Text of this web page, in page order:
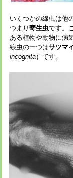
いくつかの線虫は他
つまり寄生虫です。
ある植物や動物に病
線虫の一つはサツマ
incognita）です。